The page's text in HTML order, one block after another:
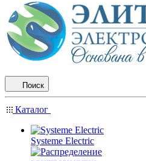
Поиск
Каталог
Systeme Electric